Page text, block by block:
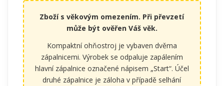
Zboží s věkovým omezením. Při převzetí
může být ověřen Váš věk.
Kompaktní ohňostroj je vybaven dvěma
zápalnicemi. Výrobek se odpaluje zapálením
hlavní zápalnice označené nápisem „Start“. Účel
druhé zápalnice je záloha v případě selhání